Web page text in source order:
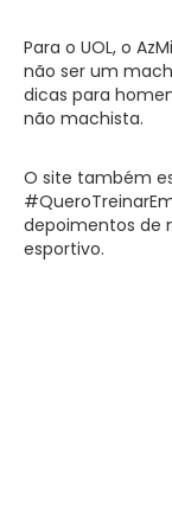
Para o UOL, o
não ser um
dicas para
não machista.
O site também
depoimentos de
esportivo.